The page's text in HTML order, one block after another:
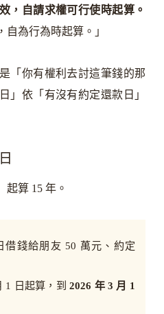
，自請求權可行使時起算。
為行為時起算。」
「你有權利去討這筆錢的那
」依「有沒有約定還款日」
起算 15 年。
借錢給朋友 50 萬元、約定
1 日起算，到2026 年 3 月 1